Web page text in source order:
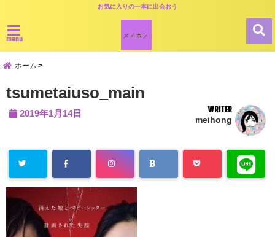
お気に入りの一本に出会おう
menu
ホーム
tsumetaiuso_main
2019年1月14日 WRITER
meihong